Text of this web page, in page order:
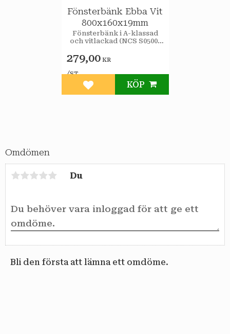
Omdömen
Du
Bli den första att lämna ett omdöme.
Fönsterbänk Ebba Vit
800x160x19mm
Fönsterbänk i A-klassad
och vitlackad (NCS S0500-
279,00KR
/ST
Lägg till i favoriter
KÖP